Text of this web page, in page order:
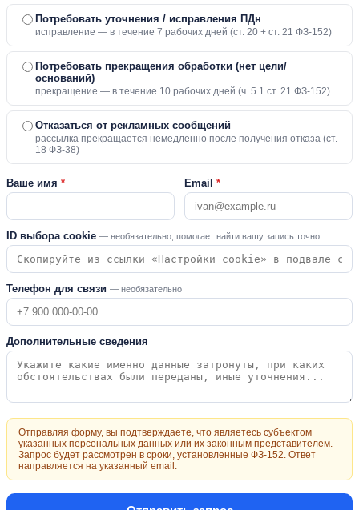
Потребовать уточнения / исправления ПДн
исправление — в течение 7 рабочих дней (ст. 20 + ст. 21 ФЗ-152)
Потребовать прекращения обработки (нет цели/
оснований)
прекращение — в течение 10 рабочих дней (ч. 5.1 ст. 21 ФЗ-152)
Отказаться от рекламных сообщений
рассылка прекращается немедленно после получения отказа (ст.
18 ФЗ-38)
Ваше имя * Email *
ID выбора cookie — необязательно, помогает найти вашу запись точно
Телефон для связи — необязательно
Дополнительные сведения
Отправляя форму, вы подтверждаете, что являетесь субъектом
указанных персональных данных или их законным представителем.
Запрос будет рассмотрен в сроки, установленные ФЗ-152. Ответ
направляется на указанный email.